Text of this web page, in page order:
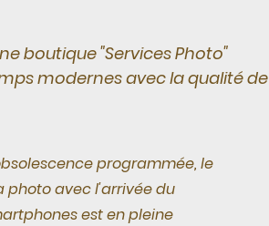
boutique "Services Photo"
modernes avec la qualité de
programmée, le
photo avec l'arrivée du
est en pleine